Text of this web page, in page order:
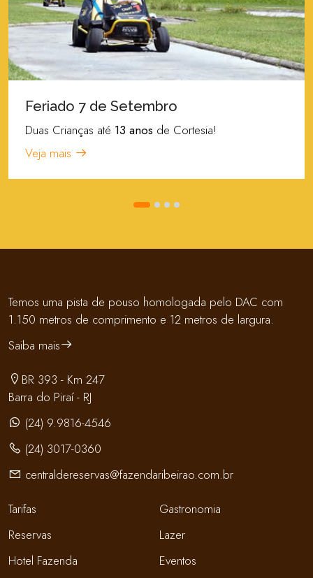
Feriado 7 de Setembro
Duas Crianças até 13 anos de Cortesia!
Veja mais
Temos uma pista de pouso homologada pelo DAC com
1.150 metros de comprimento e 12 metros de largura.
Saiba mais
BR 393 - Km 247
Barra do Piraí - RJ
(24) 9.9816-4546
(24) 3017-0360
centraldereservas@fazendaribeirao.com.br
Tarifas
Reservas
Hotel Fazenda
Gastronomia
Lazer
Eventos